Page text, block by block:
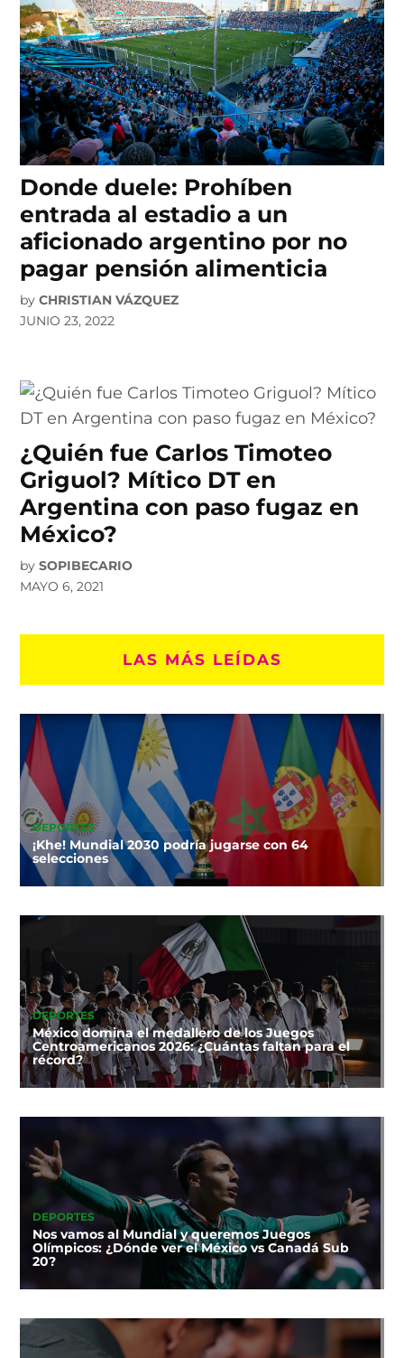
Donde duele: Prohíben
entrada al estadio a un
aficionado argentino por no
pagar pensión alimenticia
by CHRISTIAN VÁZQUEZ
JUNIO 23, 2022
¿Quién fue Carlos Timoteo
Griguol? Mítico DT en
Argentina con paso fugaz en
México?
by SOPIBECARIO
MAYO 6, 2021
LAS MÁS LEÍDAS
DEPORTES
¡Khe! Mundial 2030 podría jugarse con 64
selecciones
DEPORTES
México domina el medallero de los Juegos
Centroamericanos 2026: ¿Cuántas faltan para el
récord?
DEPORTES
Nos vamos al Mundial y queremos Juegos
Olímpicos: ¿Dónde ver el México vs Canadá Sub
20?